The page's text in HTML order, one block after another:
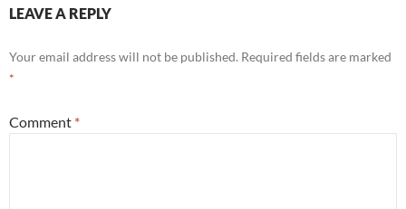
LEAVE A REPLY
Your email address will not be published. Required fields are marked
*
Comment *